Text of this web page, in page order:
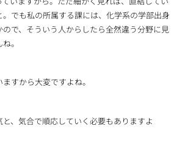
でも私の所属する課には、化学系の学部出身
で、そういう人からしたら全然違う分野に見
。
すから大変ですよね。
、気合で順応していく必要もありますよ